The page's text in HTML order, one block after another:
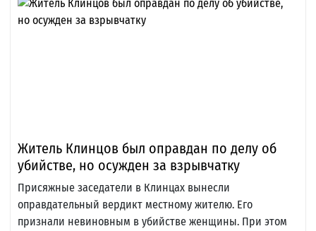
Житель Клинцов был оправдан по делу об
убийстве, но осужден за взрывчатку
Присяжные заседатели в Клинцах вынесли
оправдательный вердикт местному жителю. Его
признали невиновным в убийстве женщины. При этом